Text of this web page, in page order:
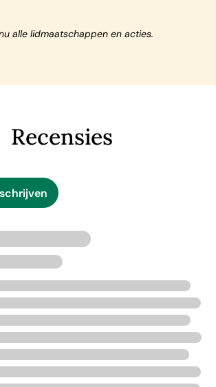
alle lidmaatschappen en acties.
Recensies